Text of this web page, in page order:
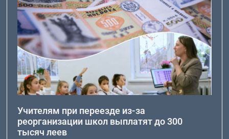
Учителям при переезде из-за
реорганизации школ выплатят до 300
тысяч леев